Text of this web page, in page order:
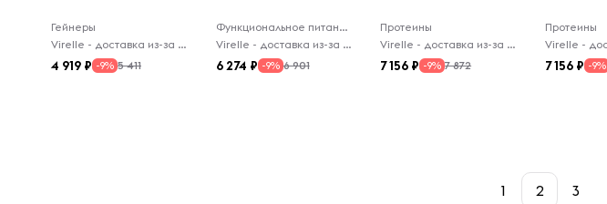
Гейнеры
Virelle - доставка из-за рубежа
4 919 -9% 5 411
Функциональное питание
Virelle - доставка из-за рубежа
6 274 -9% 6 901
Протеины
Virelle - доставка из-за рубежа
7 156 -9% 7 872
Протеины
7 156 -9%
1 2 3